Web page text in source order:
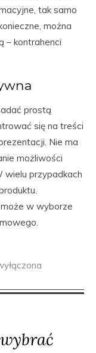
tak samo
można
– kontrahenci
prostą
się na treści
Nie ma
możliwości
wielu przypadkach
w wyborze